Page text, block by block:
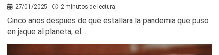
27/01/2025 2 minutos de lectura
Cinco años después de que estallara la pandemia que puso
en jaque al planeta, el…